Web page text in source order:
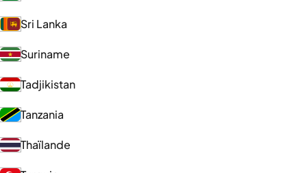
Sri Lanka
Suriname
Tadjikistan
Tanzania
Thaïlande